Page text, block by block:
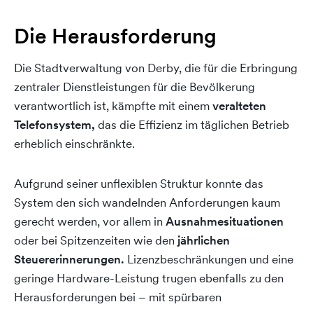
Die Herausforderung
Die Stadtverwaltung von Derby, die für die Erbringung
zentraler Dienstleistungen für die Bevölkerung
verantwortlich ist, kämpfte mit einemveralteten
Telefonsystem, das die Effizienz im täglichen Betrieb
erheblich einschränkte.
Aufgrund seiner unflexiblen Struktur konnte das
System den sich wandelnden Anforderungen kaum
gerecht werden, vor allem inAusnahmesituationen
oder bei Spitzenzeiten wie den jährlichen
Steuererinnerungen. Lizenzbeschränkungen und eine
geringe Hardware-Leistung trugen ebenfalls zu den
Herausforderungen bei – mit spürbaren